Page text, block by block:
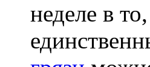
неделе в